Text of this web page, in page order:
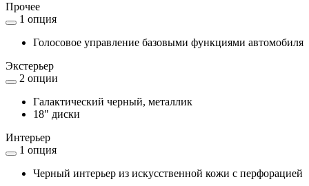
Прочее
1 опция
Голосовое управление базовыми функциями автомобиля
Экстерьер
2 опции
Галактический черный, металлик
18" диски
Интерьер
1 опция
Черный интерьер из искусственной кожи с перфорацией